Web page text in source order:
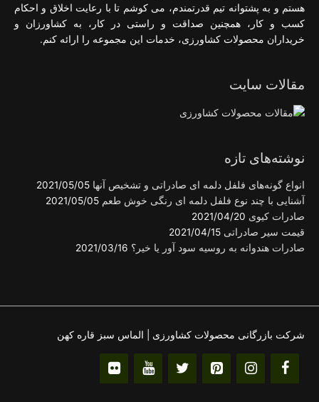
هستم و به پشتوانه تیم قدرتمندم، می کوشم تا با رعایت اخلاق و احکام
کسب و کار، همچنین صداقت و راستی در کار، به کشاورزان و
خریداران محصولات کشاورزی، خدمات این مجموعه را ارائه کنم.
مقالات سایت
نوشته‌های تازه
انواع گونه‌های فلفل دلمه ای صادراتی و تشخیص آنها 2021/05/05
آشنایی با چند نوع فلفل دلمه ای رنگی خوش طعم 2021/05/05
صادرات کیوی 2021/04/20
قیمت سیر صادراتی 2021/04/15
صادرات هندوانه به روسیه سود آور یا خیر؟ 2021/03/16
شرکت بازرگانی محصولات کشاورزی | الماس سبز قاره کهن